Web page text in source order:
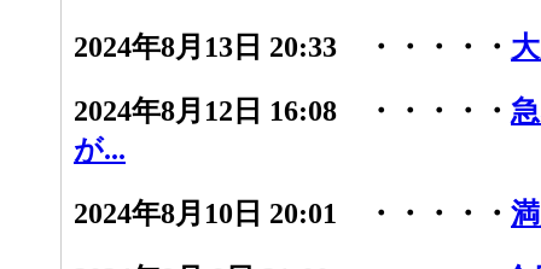
2024年8月13日 20:33 ・・・・・
2024年8月12日 16:08 ・・・・・
が...
2024年8月10日 20:01 ・・・・・